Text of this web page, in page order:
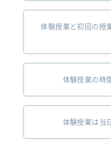
体験授業と初回の授
体験授業の時
体験授業は当